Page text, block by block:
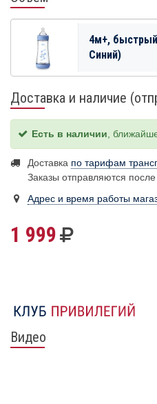
4м+,
Синий)
Доставка и наличие
Есть в наличии ,
Доставка по тарифам
Заказы отправляются
Адрес и время работы
1 999
Видео